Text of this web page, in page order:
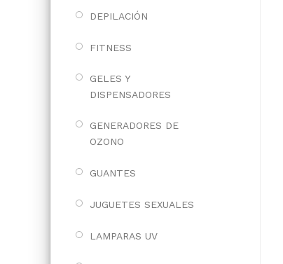
DEPILACIÓN
FITNESS
GELES Y
DISPENSADORES
GENERADORES DE
OZONO
GUANTES
JUGUETES SEXUALES
LAMPARAS UV